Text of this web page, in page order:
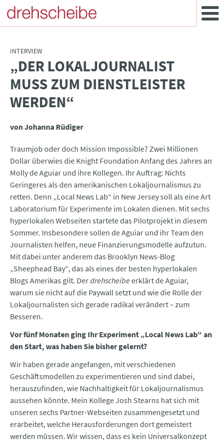
INTERVIEW
„DER LOKALJOURNALIST
MUSS ZUM DIENSTLEISTER
WERDEN“
von Johanna Rüdiger
Traumjob oder doch Mission Impossible? Zwei Millionen
Dollar überwies die Knight Foundation Anfang des Jahres an
Molly de Aguiar und ihre Kollegen. Ihr Auftrag: Nichts
Geringeres als den amerikanischen Lokaljournalismus zu
retten. Denn „Local News Lab“ in New Jersey soll als eine Art
Laboratorium für Experimente im Lokalen dienen. Mit sechs
hyperlokalen Webseiten startete das Pilotprojekt in diesem
Sommer. Insbesondere sollen de Aguiar und ihr Team den
Journalisten helfen, neue Finanzierungsmodelle aufzutun.
Mit dabei unter anderem das Brooklyn News-Blog
„Sheephead Bay“, das als eines der besten hyperlokalen
Blogs Amerikas gilt. Derdrehscheibe erklärt de Aguiar,
warum sie nicht auf die Paywall setzt und wie die Rolle der
Lokaljournalisten sich gerade radikal verändert – zum
Besseren.
Vor fünf Monaten ging Ihr Experiment „Local News Lab“ an
den Start, was haben Sie bisher gelernt?
Wir haben gerade angefangen, mit verschiedenen
Geschäftsmodellen zu experimentieren und sind dabei,
herauszufinden, wie Nachhaltigkeit für Lokaljournalismus
aussehen könnte. Mein Kollege Josh Stearns hat sich mit
unseren sechs Partner-Webseiten zusammengesetzt und
erarbeitet, welche Herausforderungen dort gemeistert
werden müssen. Wir wissen, dass es kein Universalkonzept